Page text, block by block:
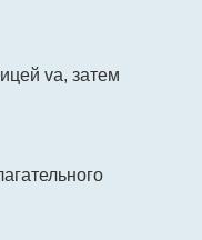
va, затем